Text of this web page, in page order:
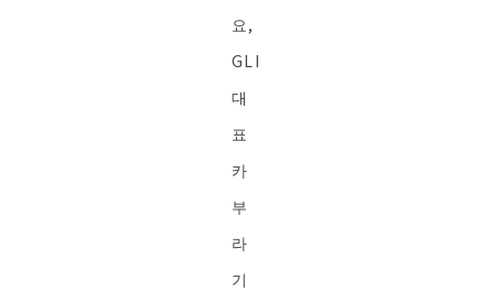
요,
GLI
대
표
카
부
라
기